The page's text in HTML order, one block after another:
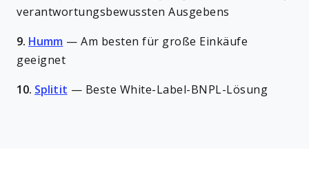
verantwortungsbewussten Ausgebens
9. Humm —Am besten für große Einkäufe
geeignet
10. Splitit — Beste White-Label-BNPL-Lösung